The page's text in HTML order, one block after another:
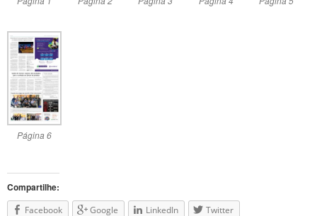
Página 6
Compartilhe:
Facebook Google LinkedIn Twitter